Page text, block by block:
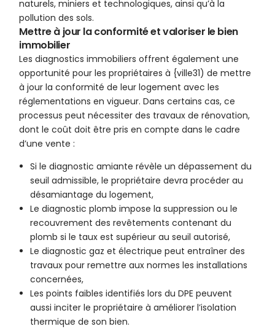
naturels, miniers et technologiques, ainsi qu’à la
pollution des sols.
Mettre à jour la conformité et valoriser le bien
immobilier
Les diagnostics immobiliers offrent également une
opportunité pour les propriétaires à {ville31) de mettre
à jour la conformité de leur logement avec les
réglementations en vigueur. Dans certains cas, ce
processus peut nécessiter des travaux de rénovation,
dont le coût doit être pris en compte dans le cadre
d’une vente :
Si le diagnostic amiante révèle un dépassement du
seuil admissible, le propriétaire devra procéder au
désamiantage du logement,
Le diagnostic plomb impose la suppression ou le
recouvrement des revêtements contenant du
plomb si le taux est supérieur au seuil autorisé,
Le diagnostic gaz et électrique peut entraîner des
travaux pour remettre aux normes les installations
concernées,
Les points faibles identifiés lors du DPE peuvent
aussi inciter le propriétaire à améliorer l’isolation
thermique de son bien.